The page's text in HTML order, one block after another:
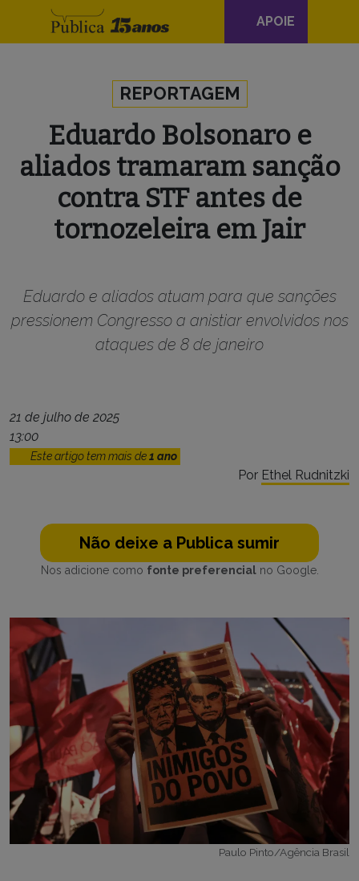
Navegação
principal
APOIE
REPORTAGEM
Eduardo Bolsonaro e
aliados tramaram sanção
contra STF antes de
tornozeleira em Jair
Eduardo e aliados atuam para que sanções
pressionem Congresso a anistiar envolvidos nos
ataques de 8 de janeiro
21 de julho de 2025
13:00
Este artigo tem mais de1 ano
Por Ethel Rudnitzki
Não deixe a Publica sumir
Nos adicione como fonte preferencialno Google.
Paulo Pinto/Agência Brasil